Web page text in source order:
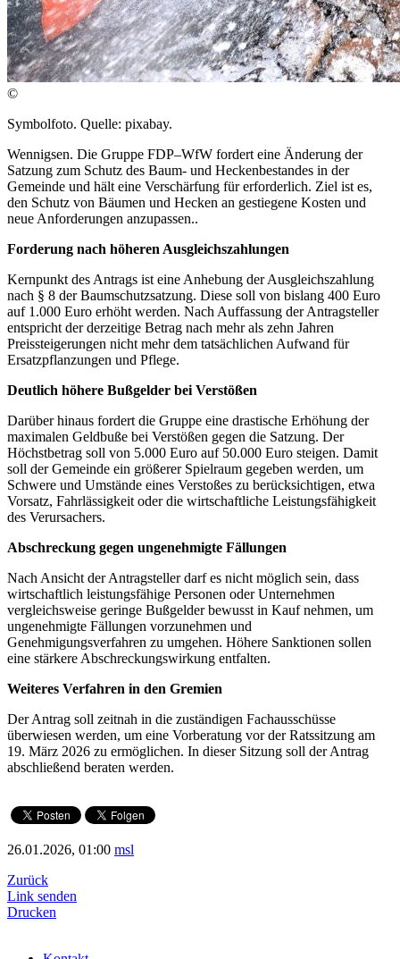
©
Symbolfoto. Quelle: pixabay.
Wennigsen. Die Gruppe FDP–WfW fordert eine Änderung der
Satzung zum Schutz des Baum- und Heckenbestandes in der
Gemeinde und hält eine Verschärfung für erforderlich. Ziel ist es,
den Schutz von Bäumen und Hecken an gestiegene Kosten und
neue Anforderungen anzupassen..
Forderung nach höheren Ausgleichszahlungen
Kernpunkt des Antrags ist eine Anhebung der Ausgleichszahlung
nach § 8 der Baumschutzsatzung. Diese soll von bislang 400 Euro
auf 1.000 Euro erhöht werden. Nach Auffassung der Antragsteller
entspricht der derzeitige Betrag nach mehr als zehn Jahren
Preissteigerungen nicht mehr dem tatsächlichen Aufwand für
Ersatzpflanzungen und Pflege.
Deutlich höhere Bußgelder bei Verstößen
Darüber hinaus fordert die Gruppe eine drastische Erhöhung der
maximalen Geldbuße bei Verstößen gegen die Satzung. Der
Höchstbetrag soll von 5.000 Euro auf 50.000 Euro steigen. Damit
soll der Gemeinde ein größerer Spielraum gegeben werden, um
Schwere und Umstände eines Verstoßes zu berücksichtigen, etwa
Vorsatz, Fahrlässigkeit oder die wirtschaftliche Leistungsfähigkeit
des Verursachers.
Abschreckung gegen ungenehmigte Fällungen
Nach Ansicht der Antragsteller darf es nicht möglich sein, dass
wirtschaftlich leistungsfähige Personen oder Unternehmen
vergleichsweise geringe Bußgelder bewusst in Kauf nehmen, um
ungenehmigte Fällungen vorzunehmen und
Genehmigungsverfahren zu umgehen. Höhere Sanktionen sollen
eine stärkere Abschreckungswirkung entfalten.
Weiteres Verfahren in den Gremien
Der Antrag soll zeitnah in die zuständigen Fachausschüsse
überwiesen werden, um eine Vorberatung vor der Ratssitzung am
19. März 2026 zu ermöglichen. In dieser Sitzung soll der Antrag
abschließend beraten werden.
26.01.2026, 01:00 msl
Zurück
Link senden
Drucken